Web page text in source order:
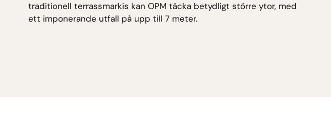
traditionell terrassmarkis kan OPM täcka betydligt större ytor, med
ett imponerande utfall på upp till 7 meter.